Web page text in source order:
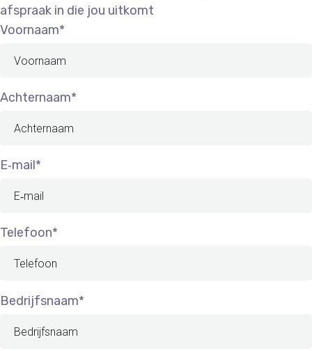
afspraak in die jou uitkomt
Voornaam*
Achternaam*
E‑mail*
Telefoon*
Bedrijfsnaam*